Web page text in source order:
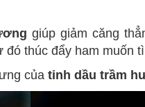
giúp giảm căng
thúc đẩy ham muốn
của tinh dầu trầm